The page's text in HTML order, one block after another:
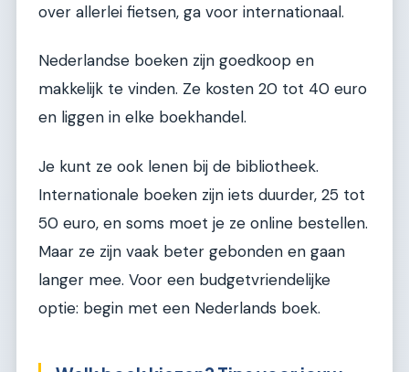
over allerlei fietsen, ga voor internationaal.
Nederlandse boeken zijn goedkoop en
makkelijk te vinden. Ze kosten 20 tot 40 euro
en liggen in elke boekhandel.
Je kunt ze ook lenen bij de bibliotheek.
Internationale boeken zijn iets duurder, 25 tot
50 euro, en soms moet je ze online bestellen.
Maar ze zijn vaak beter gebonden en gaan
langer mee. Voor een budgetvriendelijke
optie: begin met een Nederlands boek.